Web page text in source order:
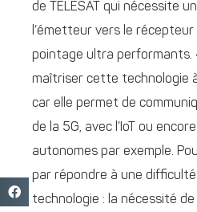
de TELESAT qui nécessite
l’émetteur vers le
pointage ultra performants.
maîtriser cette technologie
car elle permet de
de la 5G, avec l’IoT ou
autonomes par exemple.
par répondre à une
technologie : la nécessité